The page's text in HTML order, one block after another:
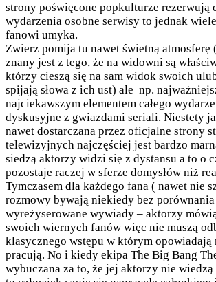
strony poświęcone popkulturze rezerwują
wydarzenia osobne serwisy to jednak
fanowi umyka.
Zwierz pomija tu nawet świetną atmosferę
znany jest z tego, że na widowni są
którzy cieszą się na sam widok swoich
spijają słowa z ich ust) ale np.
najciekawszym elementem całego
dyskusyjne z gwiazdami seriali. Niestety
nawet dostarczana przez oficjalne strony
telewizyjnych najczęściej jest bardzo
siedzą aktorzy widzi się z dystansu a to o
pozostaje raczej w sferze domysłów niż
Tymczasem dla każdego fana ( nawet nie
rozmowy bywają niekiedy bez
wyreżyserowane wywiady – aktorzy
swoich wiernych fanów więc nie muszą
klasycznego wstępu w którym opowiadają
pracują. No i kiedy ekipa The Big Bang
wybuczana za to, że jej aktorzy nie wiedzą